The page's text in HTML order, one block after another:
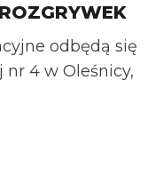
odbędą się
nr 4 w Oleśnicy,